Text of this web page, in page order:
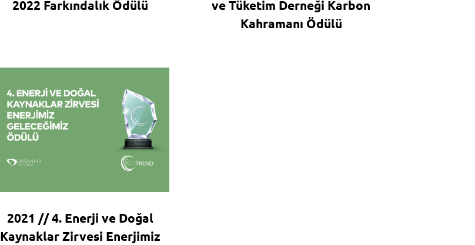
2022 Farkındalık Ödülü
ve Tüketim Derneği Karbon
Kahramanı Ödülü
2021 // 4. Enerji ve Doğal
Kaynaklar Zirvesi Enerjimiz